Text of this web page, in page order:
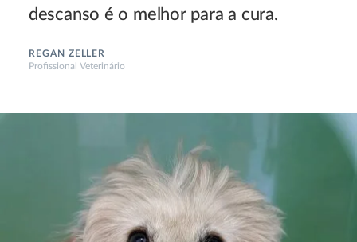
descanso é o melhor para a cura.
REGAN ZELLER
Profissional Veterinário